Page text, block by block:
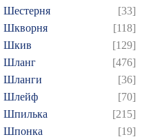
Шестерня
[33]
Шкворня
[118]
Шкив
[129]
Шланг
[476]
Шланги
[36]
Шлейф
[70]
Шпилька
[215]
Шпонка
[19]